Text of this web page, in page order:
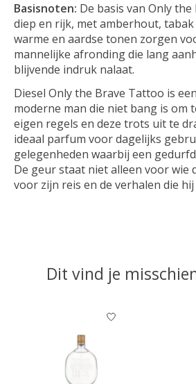
Basisnoten: De basis van Only
diep en rijk, met amberhout,
warme en aardse tonen zorgen
mannelijke afronding die lang
blijvende indruk nalaat.
Diesel Only the Brave Tattoo is
moderne man die niet bang is om
eigen regels en deze trots uit te
ideaal parfum voor dagelijks
gelegenheden waarbij een
De geur staat niet alleen voor wie
voor zijn reis en de verhalen die
Dit vind je
Items van productcarrousel